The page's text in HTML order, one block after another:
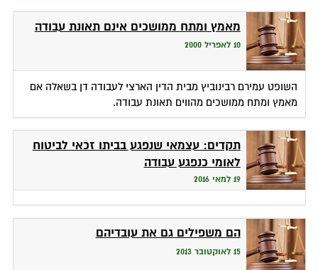
מאמץ ומתח ממושכים אינם תאונת עבודה
10 לאפריל 2000
השופט עמירם רבינוביץ מבית הדין הארצי לעבודה דן בשאלה אם
מאמץ ומתח ממושכים מהווים תאונת עבודה.
תקדים: עצמאי שנפגע בביתו זכאי לביטוח
לאומי כנפגע עבודה
19 למאי 2016
הם משפילים גם את עובדיהם
15 לאוקטובר 2013